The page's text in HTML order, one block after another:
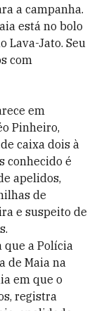
a campanha.
está no bolo
Lava-Jato. Seu
com
em
Pinheiro,
caixa dois à
conhecido é
apelidos,
de
e suspeito de
a Polícia
de Maia na
em que o
registra